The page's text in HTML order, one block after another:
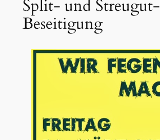
Split- und Streugut-
Beseitigung